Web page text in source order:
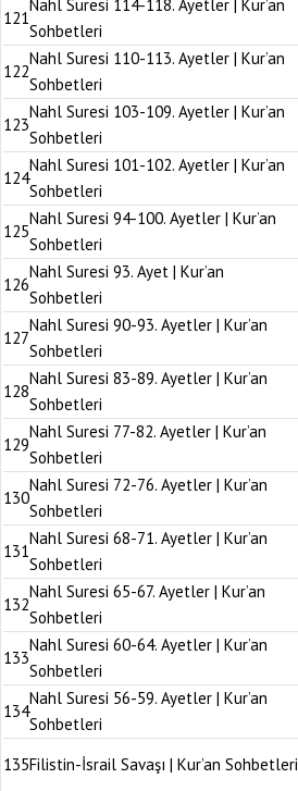
121
Nahl Suresi 114-118. Ayetler | Kur’an
Sohbetleri
122
Nahl Suresi 110-113. Ayetler | Kur’an
Sohbetleri
123
Nahl Suresi 103-109. Ayetler | Kur’an
Sohbetleri
124
Nahl Suresi 101-102. Ayetler | Kur’an
Sohbetleri
125
Nahl Suresi 94-100. Ayetler | Kur’an
Sohbetleri
126
Nahl Suresi 93. Ayet | Kur’an
Sohbetleri
127
Nahl Suresi 90-93. Ayetler | Kur’an
Sohbetleri
128
Nahl Suresi 83-89. Ayetler | Kur’an
Sohbetleri
129
Nahl Suresi 77-82. Ayetler | Kur’an
Sohbetleri
130
Nahl Suresi 72-76. Ayetler | Kur’an
Sohbetleri
131
Nahl Suresi 68-71. Ayetler | Kur’an
Sohbetleri
132
Nahl Suresi 65-67. Ayetler | Kur’an
Sohbetleri
133
Nahl Suresi 60-64. Ayetler | Kur’an
Sohbetleri
134
Nahl Suresi 56-59. Ayetler | Kur’an
Sohbetleri
135Filistin-İsrail Savaşı | Kur’an Sohbetleri